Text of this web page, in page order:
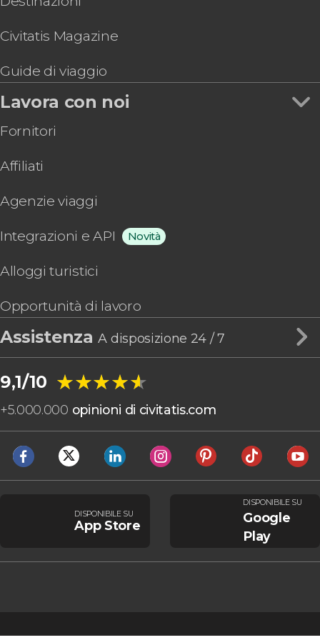
Civitatis Magazine
Guide di viaggio
Lavora con noi
Fornitori
Affiliati
Agenzie viaggi
Integrazioni e API Novità
Alloggi turistici
Opportunità di lavoro
AssistenzaA disposizione 24 / 7
9,1/10 ★★★★★
★★★★★
+5.000.000 opinioni di civitatis.com
DISPONIBILE SU
App Store
DISPONIBILE SU
Google
Play